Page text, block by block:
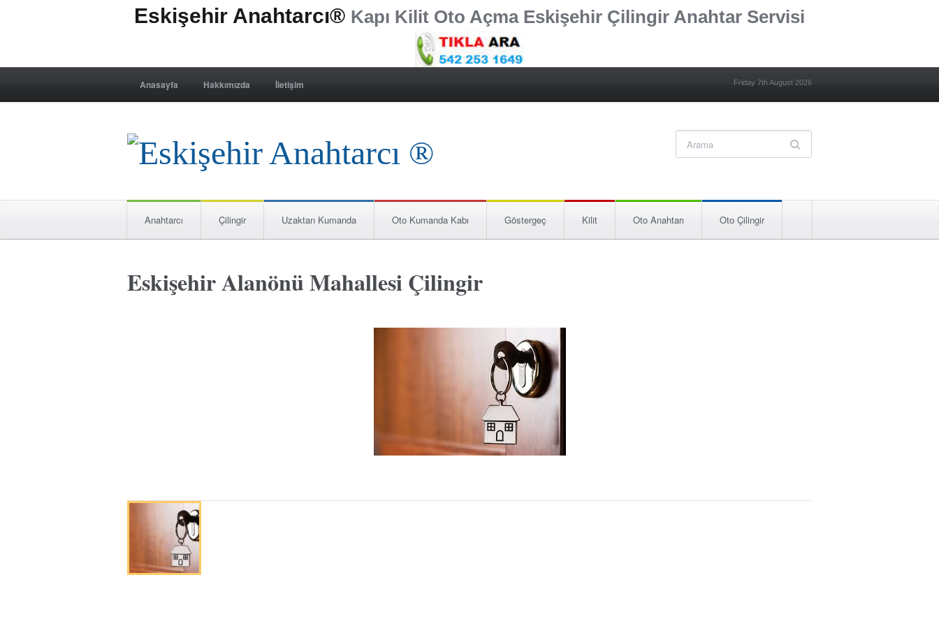
Eskişehir Anahtarcı® Kapı Kilit Oto Açma Eskişehir Çilingir Anahtar Servisi
Anasayfa Hakkımızda İletişim Friday 7th August 2026
Anahtarcı Çilingir Uzaktan Kumanda Oto Kumanda Kabı Göstergeç Kilit Oto Anahtarı Oto Çilingir
Eskişehir Alanönü Mahallesi Çilingir